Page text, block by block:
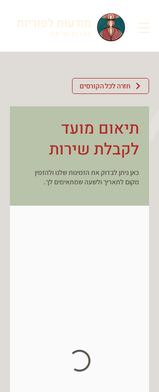
מודעות לפוריות
עם רונה מריאמי
חזרה לכל הקורסים
תיאום מועד
לקבלת שירות
כאן ניתן לבדוק את הזמינות שלנו ולהזמין
מקום לתאריך ולשעה שמתאימים לך.